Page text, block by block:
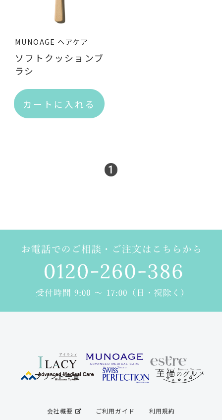
ザ・カハラ バスアメニティー
ご利用ガイド
RTTGポイント利用規約
ラクラク定期便
ILACY（アイラシイ）とは
MUNOAGE ヘアケア
ソフトクッションブ
ラシ
カートに入れる
1
ブランド一覧
会社概要 ご利用ガイド 利用規約